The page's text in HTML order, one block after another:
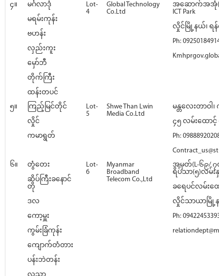
၄။
မင်္ဂလာဒုံ
မရမ်းကုန်း
ဗဟန်း
လှည်းကူး
မှော်ဘီ
တိုက်ကြီး
ထန်းတပင်
Lot-
4
Global Technology
Co.Ltd
အဆောက်အအုံ(၁
ICT Park
လှိုင်မြို့နယ်၊ ရ
Ph:
၅။
ကြည့်မြင်တိုင်
လှိုင်
ကမာရွတ်
Lot-
5
Shwe Than Lwin
Media Co.Ltd
မန္တလေးတာဝ
၄၅ လမ်းထော
Ph:
၆။
တွံတေး
ဆိပ်ကြီးခနောင်
တို
ဒလ
ကော့မှူး
ကွမ်းခြံကုန်း
ကျောက်တံတား
ပန်းဘဲတန်း
Lot-
6
Myanmar
Broadband
Telecom Co.,Ltd
အမှတ်(L-၆၉/ ၇
ရိပ်သာ(၅)လမ်း
ခရေပင်လမ်းထေ
လှိုင်သာယာမြို့
Ph: